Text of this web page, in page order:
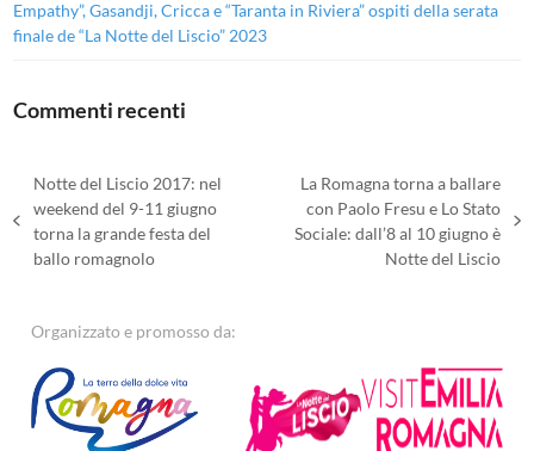
Empathy”, Gasandji, Cricca e “Taranta in Riviera” ospiti della serata
finale de “La Notte del Liscio” 2023
Commenti recenti
post
precedente:
Notte del Liscio 2017: nel
weekend del 9-11 giugno
torna la grande festa del
ballo romagnolo
articolo
La Romagna torna a ballare
con Paolo Fresu e Lo Stato
Sociale: dall’8 al 10 giugno è
Notte del Liscio
Organizzato e promosso da: